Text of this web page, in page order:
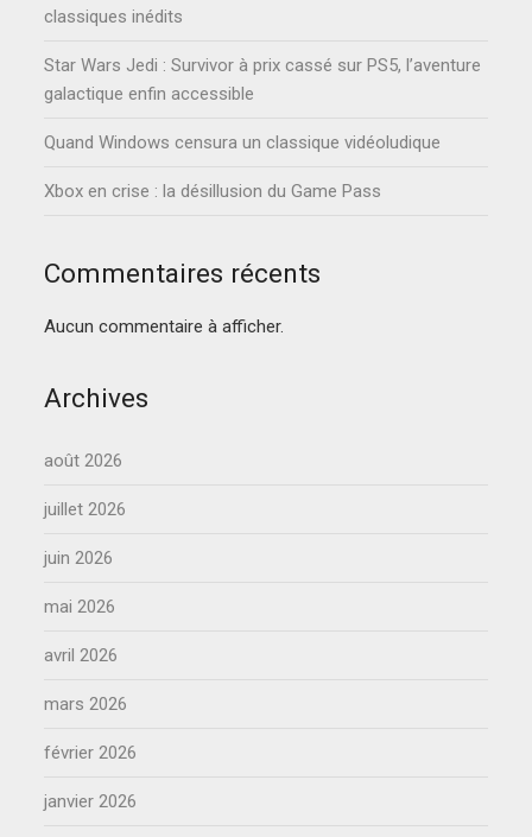
classiques inédits
Star Wars Jedi : Survivor à prix cassé sur PS5, l’aventure
galactique enfin accessible
Quand Windows censura un classique vidéoludique
Xbox en crise : la désillusion du Game Pass
Commentaires récents
Aucun commentaire à afficher.
Archives
août 2026
juillet 2026
juin 2026
mai 2026
avril 2026
mars 2026
février 2026
janvier 2026